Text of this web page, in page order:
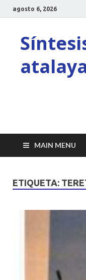
agosto 6, 2026
MAIN MENU
ETIQUETA: